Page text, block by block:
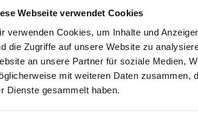
Webseite verwendet Cookies
verwenden Cookies, um Inhalte und
die Zugriffe auf unsere Website zu
an unsere Partner für soziale Medien,
mit weiteren Daten zusammen,
Dienste gesammelt haben.
und erfolgreichsten SUV-